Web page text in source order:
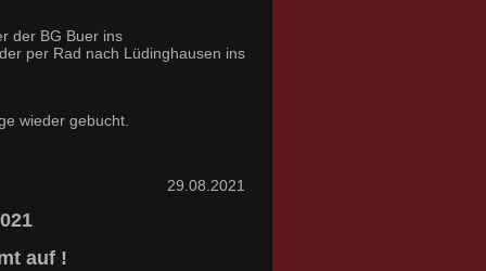
der BG Buer ins
per Rad nach Lüdinghausen ins
wieder gebucht.
29.08.2021
auf !